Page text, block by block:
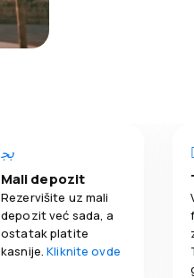
Mali depozit
Rezervišite uz mali
depozit već sada, a
ostatak platite
kasnije.Kliknite ovde